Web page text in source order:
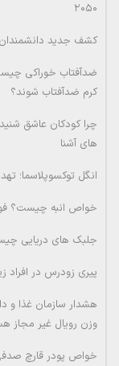
۲۰۵۰
کشف جدید
ضدآفتاب خوراکی
کرم ضدآفتاب شوند؟
چرا کودکان عاشق
های آشنا
انگل توکسوپلاسما؛
خواص انبه چیست؟
جلبک های دریایی
پیری زودرس در افراد زیر 50 سال و ارتباط آن با
هشدار سازمان غذا و
وزن رویال غیر مجاز
خواص پودر قارچ صدفی